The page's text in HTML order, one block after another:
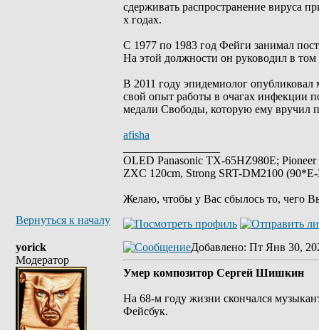
сдерживать распространение вируса
х годах.
С 1977 по 1983 год Фейги занимал
На этой должности он руководил в
В 2011 году эпидемиолог
свой опыт работы в очагах инфекции
медали Свободы, которую ему вручил
afisha
OLED Panasonic TX-65HZ980E;
ZXC 120cm, Strong SRT-DM2100
Желаю, чтобы у Вас сбылось то, чего
Вернуться к началу
yorick
Модератор
Добавлено: Пт Янв 30,
Умер композитор Сергей Шишкин
На 68-м году жизни скончался
Фейсбук.